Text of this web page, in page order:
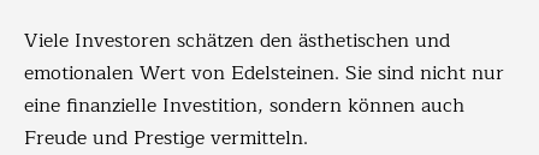
Viele Investoren schätzen den ästhetischen und
emotionalen Wert von Edelsteinen. Sie sind nicht nur
eine finanzielle Investition, sondern können auch
Freude und Prestige vermitteln.